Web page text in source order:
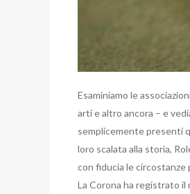
Esaminiamo le
arti e altro ancora – e
semplicemente presenti
loro scalata alla storia,
con fiducia le circostanze
La Corona ha registrato il